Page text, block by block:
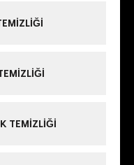
TEMIZLIĞI